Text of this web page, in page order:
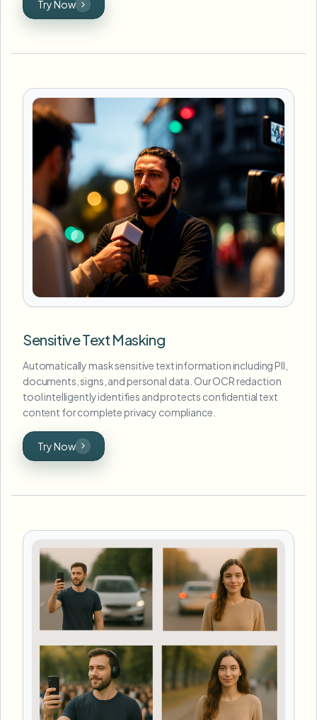
Try Now
Sensitive Text Masking
Automatically mask sensitive text information including PII,
documents, signs, and personal data. Our OCR redaction
tool intelligently identifies and protects confidential text
content for complete privacy compliance.
Try Now